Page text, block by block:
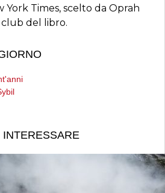
York Times, scelto da Oprah
del libro.